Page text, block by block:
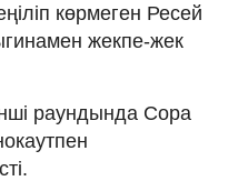
көрмеген Ресей
жекпе-жек
раундында Сора